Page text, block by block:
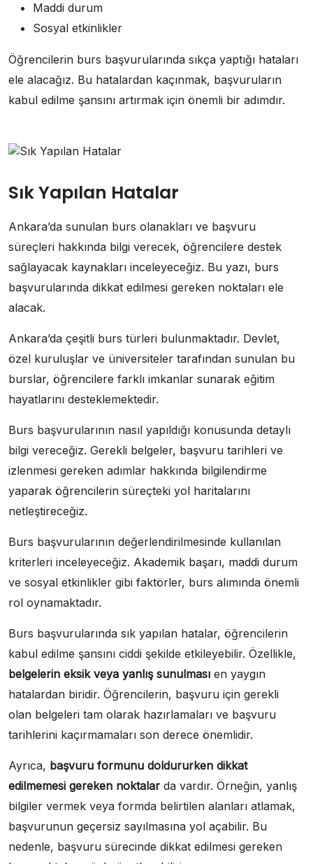
Maddi durum
Sosyal etkinlikler
Öğrencilerin burs başvurularında sıkça yaptığı hataları
ele alacağız. Bu hatalardan kaçınmak, başvuruların
kabul edilme şansını artırmak için önemli bir adımdır.
Sık Yapılan Hatalar
Ankara’da sunulan burs olanakları ve başvuru
süreçleri hakkında bilgi verecek, öğrencilere destek
sağlayacak kaynakları inceleyeceğiz. Bu yazı, burs
başvurularında dikkat edilmesi gereken noktaları ele
alacak.
Ankara’da çeşitli burs türleri bulunmaktadır. Devlet,
özel kuruluşlar ve üniversiteler tarafından sunulan bu
burslar, öğrencilere farklı imkanlar sunarak eğitim
hayatlarını desteklemektedir.
Burs başvurularının nasıl yapıldığı konusunda detaylı
bilgi vereceğiz. Gerekli belgeler, başvuru tarihleri ve
izlenmesi gereken adımlar hakkında bilgilendirme
yaparak öğrencilerin süreçteki yol haritalarını
netleştireceğiz.
Burs başvurularının değerlendirilmesinde kullanılan
kriterleri inceleyeceğiz. Akademik başarı, maddi durum
ve sosyal etkinlikler gibi faktörler, burs alımında önemli
rol oynamaktadır.
Burs başvurularında sık yapılan hatalar, öğrencilerin
kabul edilme şansını ciddi şekilde etkileyebilir. Özellikle,
belgelerin eksik veya yanlış sunulması en yaygın
hatalardan biridir. Öğrencilerin, başvuru için gerekli
olan belgeleri tam olarak hazırlamaları ve başvuru
tarihlerini kaçırmamaları son derece önemlidir.
Ayrıca, başvuru formunu doldururken dikkat
edilmemesi gereken noktalar da vardır. Örneğin, yanlış
bilgiler vermek veya formda belirtilen alanları atlamak,
başvurunun geçersiz sayılmasına yol açabilir. Bu
nedenle, başvuru sürecinde dikkat edilmesi gereken